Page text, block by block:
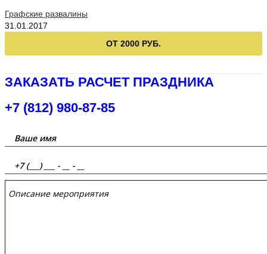
Графские развалины
31.01.2017
ОТ 2000 РУБ.
ЗАКАЗАТЬ РАСЧЕТ ПРАЗДНИКА
+7 (812) 980-87-85